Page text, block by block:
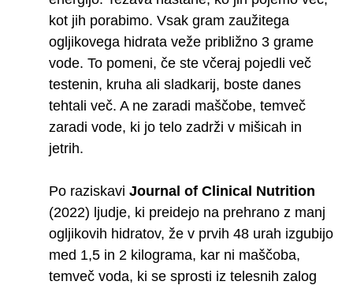
kot jih porabimo. Vsak gram zaužitega
ogljikovega hidrata veže približno 3 grame
vode. To pomeni, če ste včeraj pojedli več
testenin, kruha ali sladkarij, boste danes
tehtali več. A ne zaradi maščobe, temveč
zaradi vode, ki jo telo zadrži v mišicah in
jetrih.
Po raziskaviJournal of Clinical Nutrition
(2022) ljudje, ki preidejo na prehrano z manj
ogljikovih hidratov, že v prvih 48 urah izgubijo
med 1,5 in 2 kilograma, kar ni maščoba,
temveč voda, ki se sprosti iz telesnih zalog